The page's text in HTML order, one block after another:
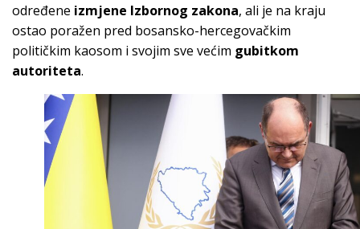
određene izmjene Izbornog zakona, ali je na kraju
ostao poražen pred bosansko-hercegovačkim
političkim kaosom i svojim sve većim gubitkom
autoriteta.